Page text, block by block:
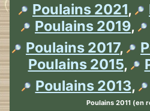
Poulains 2021,
Poulains 2019,
Poulains 2017,
Poulains 2015,
Poulains 2013,
Poulains 2011 (en